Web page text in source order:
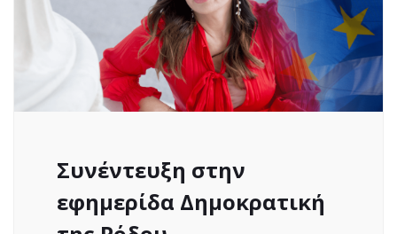
Συνέντευξη στην
εφημερίδα Δημοκρατική